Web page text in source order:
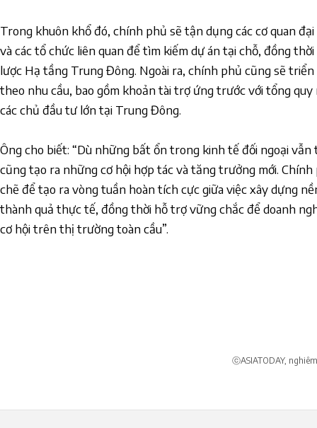
Trong khuôn khổ đó, chính phủ sẽ tận dụng các cơ quan đại
và các tổ chức liên quan để tìm kiếm dự án tại chỗ, đồng
lược Hạ tầng Trung Đông. Ngoài ra, chính phủ cũng sẽ
theo nhu cầu, bao gồm khoản tài trợ ứng trước với tổng quy
các chủ đầu tư lớn tại Trung Đông.
Ông cho biết: “Dù những bất ổn trong kinh tế đối ngoại
cũng tạo ra những cơ hội hợp tác và tăng trưởng mới.
chẽ để tạo ra vòng tuần hoàn tích cực giữa việc xây dựng
thành quả thực tế, đồng thời hỗ trợ vững chắc để doanh
cơ hội trên thị trường toàn cầu”.
ⓒASIATODAY,